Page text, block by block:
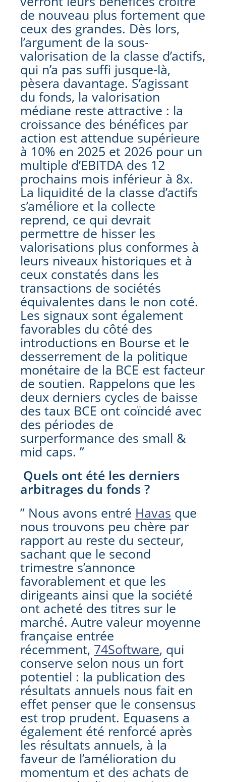
de nouveau plus fortement que
ceux des grandes. Dès lors,
l’argument de la sous-
valorisation de la classe d’actifs,
qui n’a pas suffi jusque-là,
pèsera davantage. S’agissant
du fonds, la valorisation
médiane reste attractive : la
croissance des bénéfices par
action est attendue supérieure
à 10% en 2025 et 2026 pour un
multiple d’EBITDA des 12
prochains mois inférieur à 8x.
La liquidité de la classe d’actifs
s’améliore et la collecte
reprend, ce qui devrait
permettre de hisser les
valorisations plus conformes à
leurs niveaux historiques et à
ceux constatés dans les
transactions de sociétés
équivalentes dans le non coté.
Les signaux sont également
favorables du côté des
introductions en Bourse et le
desserrement de la politique
monétaire de la BCE est facteur
de soutien. Rappelons que les
deux derniers cycles de baisse
des taux BCE ont coïncidé avec
des périodes de
surperformance des small &
mid caps. ”
Quels ont été les derniers
arbitrages du fonds ?
” Nous avons entré Havas que
nous trouvons peu chère par
rapport au reste du secteur,
sachant que le second
trimestre s’annonce
favorablement et que les
dirigeants ainsi que la société
ont acheté des titres sur le
marché. Autre valeur moyenne
française entrée
récemment, 74Software, qui
conserve selon nous un fort
potentiel : la publication des
résultats annuels nous fait en
effet penser que le consensus
est trop prudent. Equasens a
également été renforcé après
les résultats annuels, à la
faveur de l’amélioration du
momentum et des achats de